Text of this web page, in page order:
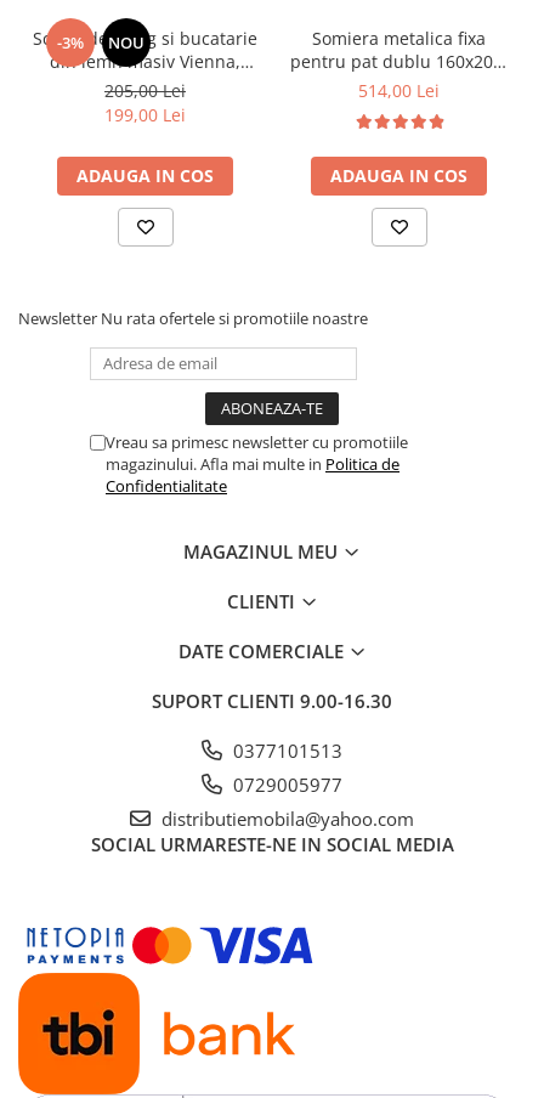
-3% NOU
Scaun de living si bucatarie
din lemn masiv Vienna,
tapiterie stofa,100 kg,
94x49x40 cm, nuc/bej
205,00 Lei
199,00 Lei
ADAUGA IN COS
Somiera metalica fixa
pentru pat dublu 160x200,
6 picioare, 32 lamele lemn
saltea ferm, negru
514,00 Lei
ADAUGA IN COS
Newsletter Nu rata ofertele si promotiile noastre
Vreau sa primesc newsletter cu promotiile
magazinului. Afla mai multe in Politica de
Confidentialitate
MAGAZINUL MEU
CLIENTI
DATE COMERCIALE
SUPORT CLIENTI 9.00-16.30
0377101513
0729005977
distributiemobila@yahoo.com
SOCIAL URMARESTE-NE IN SOCIAL MEDIA